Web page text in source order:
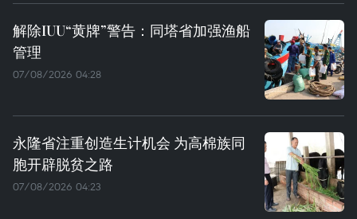
解除IUU“黄牌”警告：同塔省加强渔船
管理
07/08/2026 04:28
永隆省注重创造生计机会 为高棉族同
胞开辟脱贫之路
07/08/2026 04:23